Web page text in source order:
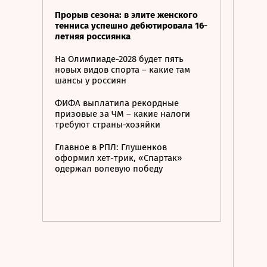
Прорыв сезона: в элите женского
тенниса успешно дебютировала 16-
летняя россиянка
На Олимпиаде-2028 будет пять
новых видов спорта – какие там
шансы у россиян
ФИФА выплатила рекордные
призовые за ЧМ – какие налоги
требуют страны-хозяйки
Главное в РПЛ: Глушенков
оформил хет-трик, «Спартак»
одержал волевую победу